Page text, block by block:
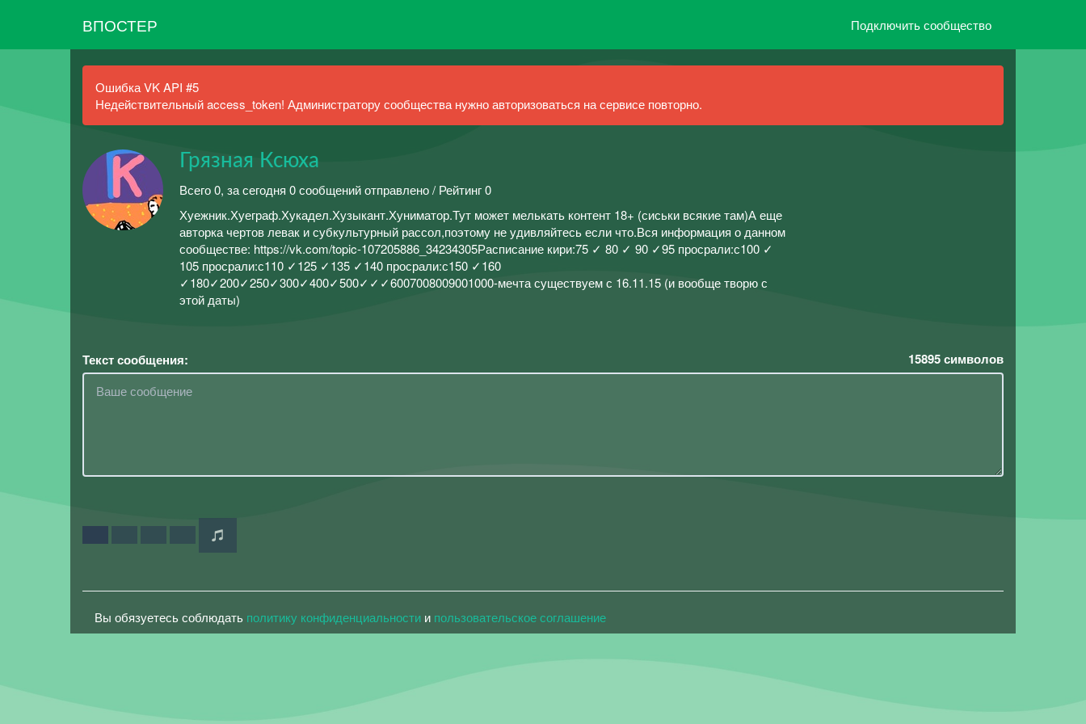
ВПОСТЕР Подключить сообщество
Ошибка VK API #5
Недействительный access_token! Администратору сообщества нужно авторизоваться на сервисе повторно.
Грязная Ксюха
Всего 0, за сегодня 0 сообщений отправлено / Рейтинг 0
Хуежник.Хуеграф.Хукадел.Хузыкант.Хуниматор.Тут может мелькать контент 18+ (сиськи всякие там)А еще
авторка чертов левак и субкультурный рассол,поэтому не удивляйтесь если что.Вся информация о данном
сообществе: https://vk.com/topic-107205886_34234305Расписание кири:75 ✓ 80 ✓ 90 ✓95 просрали:с100 ✓
105 просрали:с110 ✓125 ✓135 ✓140 просрали:с150 ✓160
✓180✓200✓250✓300✓400✓500✓✓✓6007008009001000-мечта существуем с 16.11.15 (и вообще творю с
этой даты)
Текст сообщения: 15895символов
Вы обязуетесь соблюдать политику конфиденциальности и пользовательское соглашение